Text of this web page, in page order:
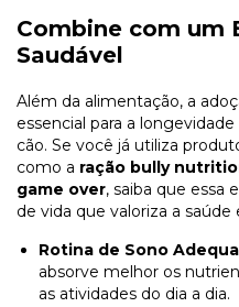
Combine com um
Saudável
Além da alimentação, a
essencial para a
cão. Se você já utiliza
como a ração bully
game over, saiba que essa
de vida que valoriza a
Rotina de Sono
absorve melhor os
as atividades do dia a dia.